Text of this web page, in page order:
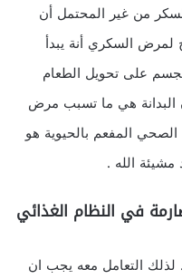
من غير المحتمل أن
السكري أنة يبدأ
على تحويل الطعام
البدانة هي ما تسبب مرض
المفعم بالحيوية هو
الله .
في النظام الغذائي
التعامل معه يجب ان